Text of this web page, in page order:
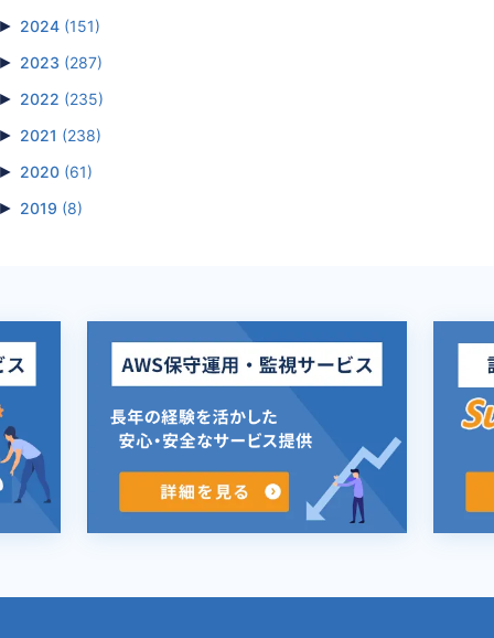
2024 (151)
2023 (287)
2022 (235)
2021 (238)
2020 (61)
2019 (8)